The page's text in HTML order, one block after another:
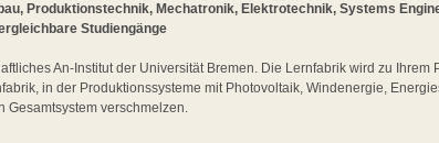
Produktionstechnik, Mechatronik, Elektrotechnik, Systems
Studiengänge
An-Institut der Universität Bremen. Die Lernfabrik wird zu Ihrem
in der Produktionssysteme mit Photovoltaik, Windenergie,
Gesamtsystem verschmelzen.